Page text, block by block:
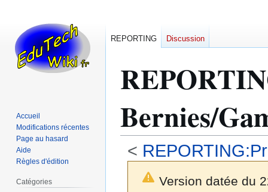
Bernies/
<
Version datée du
REPORTING Discussion
Accueil
Modifications récentes
Page au hasard
Aide
Règles d'édition
Catégories